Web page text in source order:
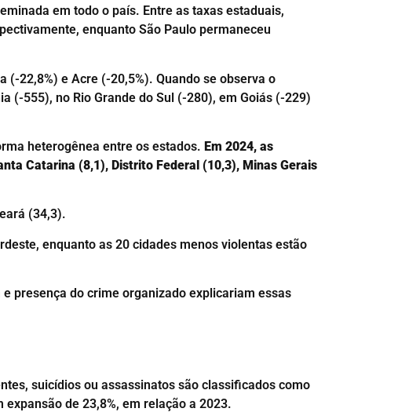
em todo o país. Entre as taxas estaduais,
enquanto São Paulo permaneceu
22,8%) e Acre (-20,5%). Quando se observa o
(-555), no Rio Grande do Sul (-280), em Goiás (-229)
heterogênea entre os estados. Em 2024, as
Catarina (8,1), Distrito Federal (10,3), Minas Gerais
(34,3).
enquanto as 20 cidades menos violentas estão
presença do crime organizado explicariam essas
suicídios ou assassinatos são classificados como
de 23,8%, em relação a 2023.